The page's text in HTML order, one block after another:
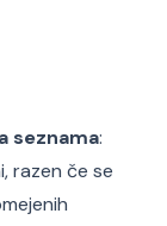
seznama:
razen če se